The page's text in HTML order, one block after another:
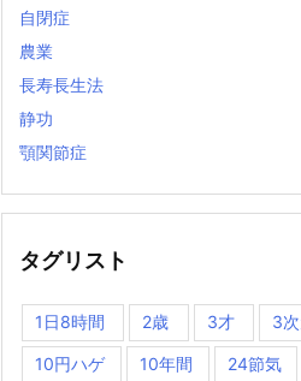
自閉症
農業
長寿長生法
静功
顎関節症
タグリスト
1日8時間 2歳 3才 3
10円ハゲ 10年間 24節気